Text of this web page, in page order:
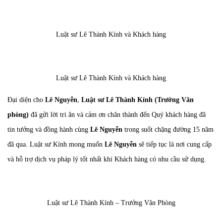
Luật sư Lê Thành Kính và Khách hàng
Luật sư Lê Thành Kính và Khách hàng
Đại diện cho Lê Nguyễn, Luật sư Lê Thành Kính (Trưởng Văn
phòng) đã gửi lời tri ân và cảm ơn chân thành đến Quý khách hàng đã
tin tưởng và đồng hành cùng Lê Nguyễn trong suốt chặng đường 15 năm
đã qua. Luật sư Kính mong muốn Lê Nguyễn sẽ tiếp tục là nơi cung cấp
và hỗ trợ dịch vụ pháp lý tốt nhất khi Khách hàng có nhu cầu sử dụng.
Luật sư Lê Thành Kính – Trưởng Văn Phòng